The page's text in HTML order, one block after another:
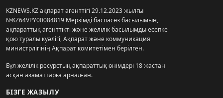
KZNEWS.KZ ақпарат агенттігі 29.12.2023 жылғы
№KZ64VPY00084819 Мерзімді баспасөз басылымын,
ақпараттық агенттікті және желілік басылымды есепке
қою туралы куәлігі, Ақпарат және коммуникация
министрлігінің Ақпарат комитетімен берілген.
Бұл желілік ресурстың ақпараттық өнімдері 18 жастан
асқан азаматтарға арналған.
БІЗГЕ ЖАЗЫЛУ